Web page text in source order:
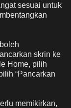
sesuai untuk
skrin ke
Home, pilih
“Pancarkan
memikirkan,